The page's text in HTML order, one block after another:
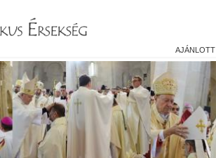
ajánlott